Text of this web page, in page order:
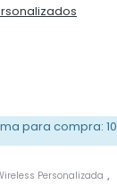
para compra: 10
Personalizada ,